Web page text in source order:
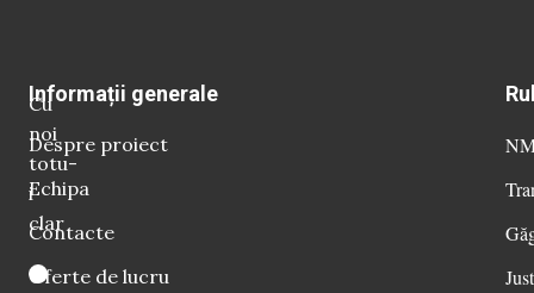
Cu
noi
totu-
i
clar
Informații generale
Despre proiect
Echipa
Contacte
Oferte de lucru